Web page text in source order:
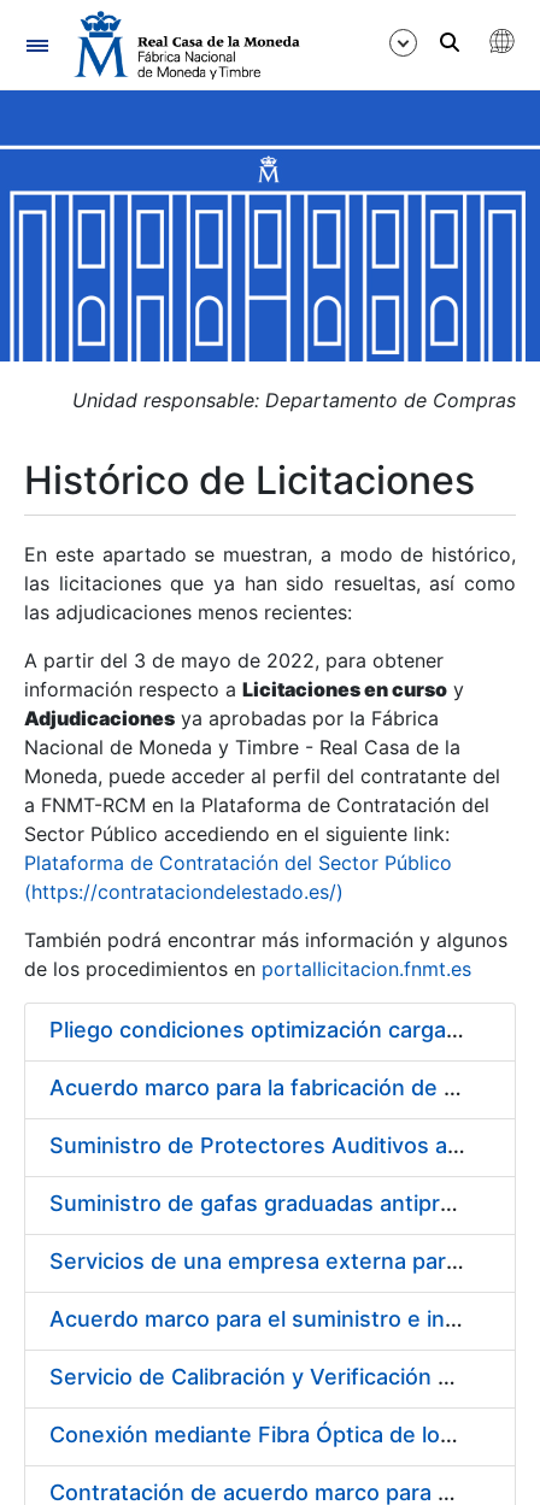
Navegación
Mostrar/Ocultar
Mostrar/Ocultar
Mostrar/Ocultar
Mostrar/Ocultar
Mostrar/Ocultar
Mostrar/Ocultar
Unidad responsable: Departamento de Compras
Histórico de Licitaciones
En este apartado se muestran, a modo de histórico,
las licitaciones que ya han sido resueltas, así como
las adjudicaciones menos recientes:
A partir del 3 de mayo de 2022, para obtener
información respecto a Licitaciones en curso y
Adjudicaciones ya aprobadas por la Fábrica
Nacional de Moneda y Timbre - Real Casa de la
Moneda, puede acceder al perfil del contratante del
a FNMT-RCM en la Plataforma de Contratación del
Sector Público accediendo en el siguiente link:
Plataforma de Contratación del Sector Público
(https://contrataciondelestado.es/)
También podrá encontrar más información y algunos
de los procedimientos en portallicitacion.fnmt.es
Pliego condiciones optimización cargas compras firmado
Acuerdo marco para la fabricación de piezas
Suministro de Protectores Auditivos a medida para las personas trabajadoras de los Centros de Trabajo de Madrid y Burgos
Suministro de gafas graduadas antiproyecciones para los trabajadores de la FNMT-RCM en los centros de trabajo de Madrid y Burgos
Servicios de una empresa externa para el asesoramiento y resolución de los recursos de alzada que se presentan relacionados con procesos de selección para la FNMT-RCM
Acuerdo marco para el suministro e instalación de persianas, estores y otros complementos
Servicio de Calibración y Verificación Externa de los Equipos de Medición del Servicio de Prevención de la FNMT-RCM
Conexión mediante Fibra Óptica de los Centros de Proceso de Datos (CPDs) de las sedes de la FNMT-RCM de Burgos y Madrid
Contratación de acuerdo marco para el Suministro de Material de Electricidad para la Fábrica Nacional de Moneda y Timbre-Real Casa de la Moneda en su centro de trabajo de Burgos